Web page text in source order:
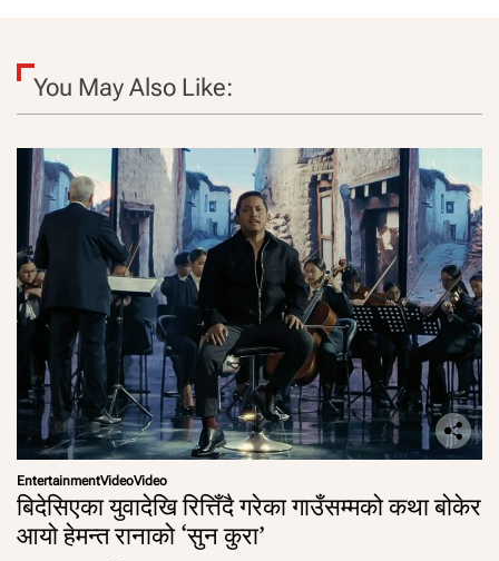
You May Also Like:
EntertainmentVideoVideo
बिदेसिएका युवादेखि रित्तिँदै गरेका गाउँसम्मको कथा बोकेर
आयो हेमन्त रानाको ‘सुन कुरा’